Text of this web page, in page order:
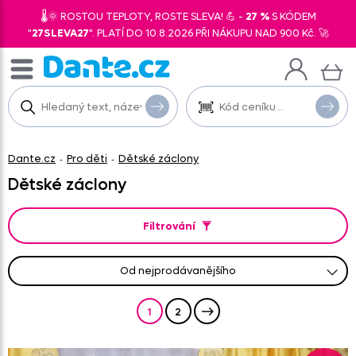
🌡️🌞 ROSTOU TEPLOTY, ROSTE SLEVA! 💪 - 27 %S KÓDEM
"27SLEVA27". PLATÍ DO 10.8.2026 PŘI NÁKUPU NAD 900 Kč. 🚀
Dante.cz - Pro děti - Dětské záclony
Dětské záclony
od nejprodávanějšího
Filtrování
1 2